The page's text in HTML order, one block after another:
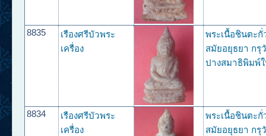
8835
เรืองศรีบัวพระ
เครื่อง
พระเนื้อชินตะ
สมัยอยุธยา กรุ
ปางสมาธิพิมพ์
8834
เรืองศรีบัวพระ
เครื่อง
พระเนื้อชินตะ
สมัยอยุธยา กรุ